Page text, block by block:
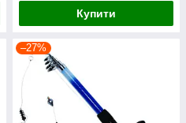
Купити
–27%